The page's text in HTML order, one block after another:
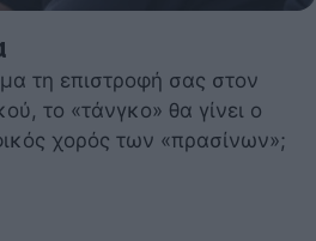
τη επιστροφή σας στον
το «τάνγκο» θα γίνει ο
χορός των «πρασίνων»;